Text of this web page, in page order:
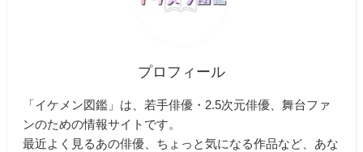
プロフィール
「イケメン図鑑」は、若手俳優・2.5次元俳優、舞台ファ
ンのための情報サイトです。
最近よく見るあの俳優、ちょっと気になる作品など、あな